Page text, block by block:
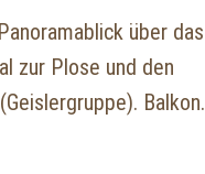
über das
zur Plose und den
Balkon.